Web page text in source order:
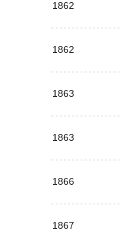
1862
1862
1863
1863
1866
1867